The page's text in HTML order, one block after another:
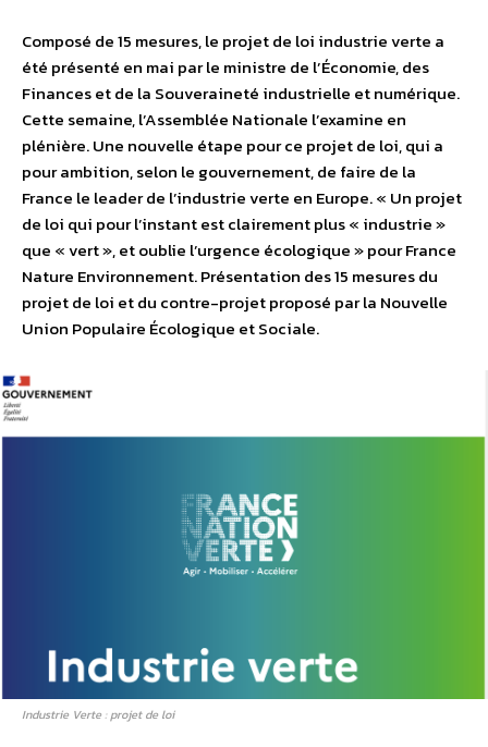
Composé de 15 mesures, le projet de loi industrie verte a
été présenté en mai par le ministre de l’Économie, des
Finances et de la Souveraineté industrielle et numérique.
Cette semaine, l’Assemblée Nationale l’examine en
plénière. Une nouvelle étape pour ce projet de loi, qui a
pour ambition, selon le gouvernement, de faire de la
France le leader de l’industrie verte en Europe. « Un projet
de loi qui pour l’instant est clairement plus « industrie »
que « vert », et oublie l’urgence écologique » pour France
Nature Environnement. Présentation des 15 mesures du
projet de loi et du contre-projet proposé par la Nouvelle
Union Populaire Écologique et Sociale.
Industrie Verte : projet de loi